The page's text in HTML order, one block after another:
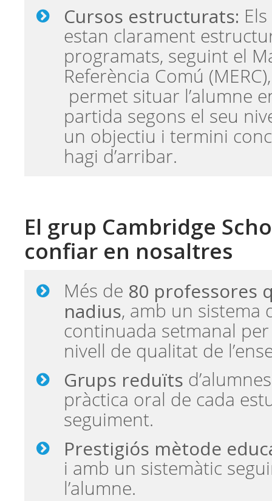
Cursos estructurats:
estan clarament
programats, seguint el
Referència Comú
permet situar l’alumne
partida segons el seu
un objectiu i termini
hagi d’arribar.
El grup Cambridge
confiar en nosaltres
Més de 80 professores
nadius, amb un sistema
continuada setmanal
nivell de qualitat de
Grups reduïts
pràctica oral de cada
seguiment.
Prestigiós mètode
i amb un sistemàtic
l’alumne.